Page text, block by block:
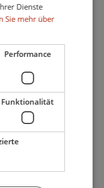
Dienste
Sie mehr über
Performance
Funktionalität